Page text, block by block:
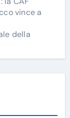
vince a
della